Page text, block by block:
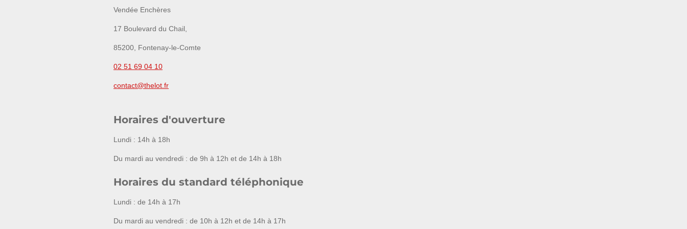
Vendée Enchères
17 Boulevard du Chail,
85200, Fontenay-le-Comte
02 51 69 04 10
contact@thelot.fr
Horaires d'ouverture
Lundi : 14h à 18h
Du mardi au vendredi : de 9h à 12h et de 14h à 18h
Horaires du standard téléphonique
Lundi : de 14h à 17h
Du mardi au vendredi : de 10h à 12h et de 14h à 17h